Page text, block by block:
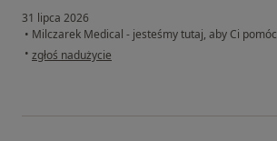
31 lipca 2026
• Milczarek Medical - jesteśmy tutaj, aby Ci pomóc
• w opinii użytkownika Pacjentka
zgłoś nadużycie